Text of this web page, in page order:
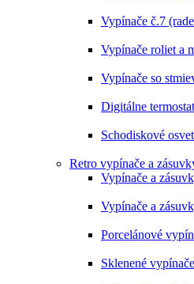
Vypínače č.7
Vypínače roliet a
Vypínače so
Digitálne
Schodiskové
Retro vypínače a
Vypínače a
Vypínače a
Porcelánové
Sklenené